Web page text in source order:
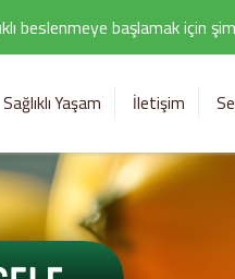
beslenmeye başlamak için
Sağlıklı Yaşam İletişim